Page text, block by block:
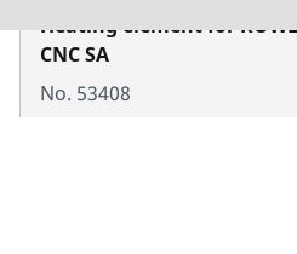
Heating element for
CNC SA
No. 53408